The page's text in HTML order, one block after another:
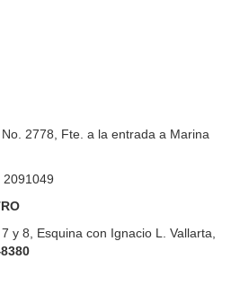
2778, Fte. a la entrada a Marina
y 8, Esquina con Ignacio L. Vallarta,